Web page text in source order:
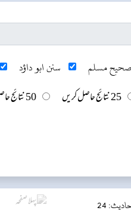
صحیح مسلم سنن ابو داؤد
25 نتائج حاصل کریں 50 نتائج حاصل کریں
24